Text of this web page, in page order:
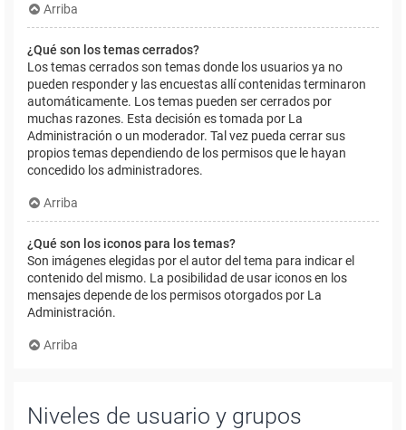
Arriba
¿Qué son los temas cerrados?
Los temas cerrados son temas donde los usuarios ya no
pueden responder y las encuestas allí contenidas terminaron
automáticamente. Los temas pueden ser cerrados por
muchas razones. Esta decisión es tomada por La
Administración o un moderador. Tal vez pueda cerrar sus
propios temas dependiendo de los permisos que le hayan
concedido los administradores.
Arriba
¿Qué son los iconos para los temas?
Son imágenes elegidas por el autor del tema para indicar el
contenido del mismo. La posibilidad de usar iconos en los
mensajes depende de los permisos otorgados por La
Administración.
Arriba
Niveles de usuario y grupos